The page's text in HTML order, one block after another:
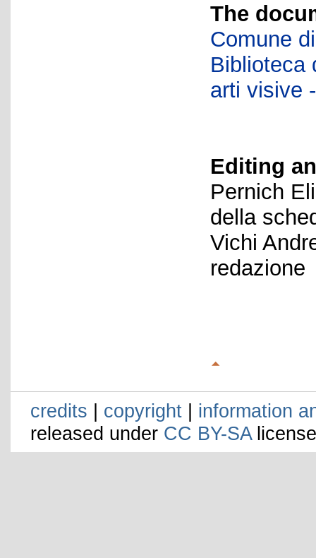
The
Comune
Biblioteca
arti visive
Editing
Pernich
della
Vichi
redazione
credits | copyright | information
released under CC BY-SA